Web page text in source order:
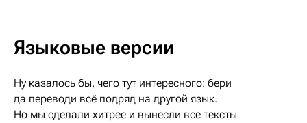
Языковые версии
Ну казалось бы, чего тут интересного: бери
да переводи всё подряд на другой язык.
Но мы сделали хитрее и вынесли все тексты